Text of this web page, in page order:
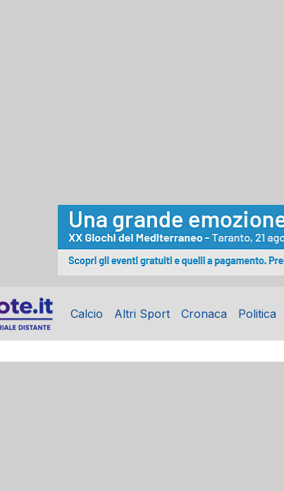
Calcio Altri Sport Cronaca Politica